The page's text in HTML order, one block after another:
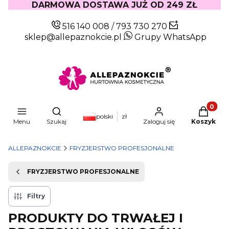
DARMOWA DOSTAWA JUŻ OD 249 ZŁ
516 140 008 /793 730 270
sklep@allepaznokcie.pl
Grupy WhatsApp
Menu
Otwórz wyszukiwarkę
Szukaj
polski zł
Zaloguj się Koszyk
ALLEPAZNOKCIE FRYZJERSTWO PROFESJONALNE
FRYZJERSTWO PROFESJONALNE
Filtry
PRODUKTY DO TRWAŁEJ I